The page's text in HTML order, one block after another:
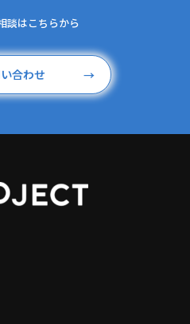
談はこちらから
合わせ →